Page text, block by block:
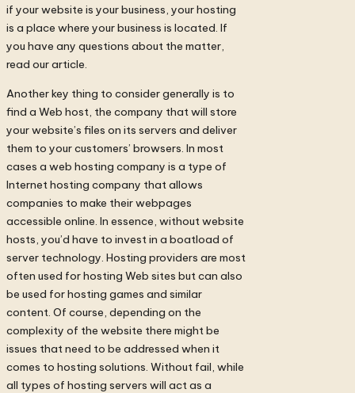
if your website is your business, your hosting
is a place where your business is located. If
you have any questions about the matter,
read our article.
Another key thing to consider generally is to
find a Web host, the company that will store
your website’s files on its servers and deliver
them to your customers’ browsers. In most
cases a web hosting company is a type of
Internet hosting company that allows
companies to make their webpages
accessible online. In essence, without website
hosts, you’d have to invest in a boatload of
server technology. Hosting providers are most
often used for hosting Web sites but can also
be used for hosting games and similar
content. Of course, depending on the
complexity of the website there might be
issues that need to be addressed when it
comes to hosting solutions. Without fail, while
all types of hosting servers will act as a